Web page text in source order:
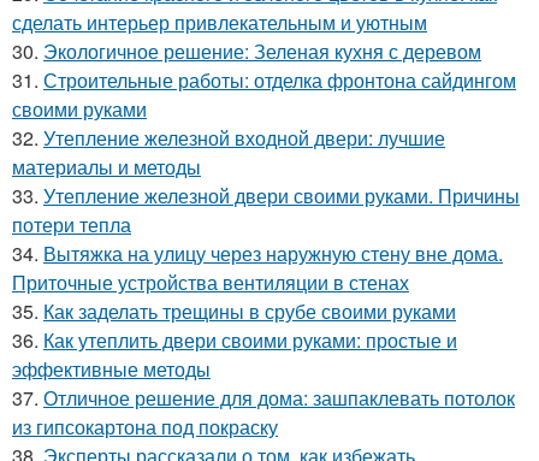
сделать интерьер привлекательным и уютным
30. Экологичное решение: Зеленая кухня с деревом
31. Строительные работы: отделка фронтона сайдингом
своими руками
32. Утепление железной входной двери: лучшие
материалы и методы
33. Утепление железной двери своими руками. Причины
потери тепла
34. Вытяжка на улицу через наружную стену вне дома.
Приточные устройства вентиляции в стенах
35. Как заделать трещины в срубе своими руками
36. Как утеплить двери своими руками: простые и
эффективные методы
37. Отличное решение для дома: зашпаклевать потолок
из гипсокартона под покраску
38. Эксперты рассказали о том, как избежать